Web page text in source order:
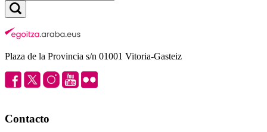
Plaza de la Provincia s/n 01001 Vitoria-Gasteiz
Contacto